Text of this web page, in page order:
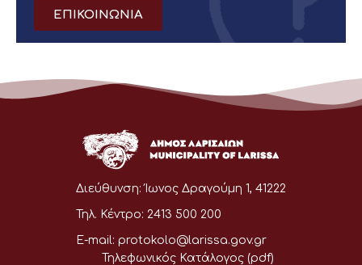
ΕΠΙΚΟΙΝΩΝΙΑ
Διεύθυνση: Ίωνος Δραγούμη 1, 41222
Τηλ. Κέντρο: 2413 500 200
E-mail: protokolo@larissa.gov.gr
Τηλεφωνικός Κατάλογος (pdf)